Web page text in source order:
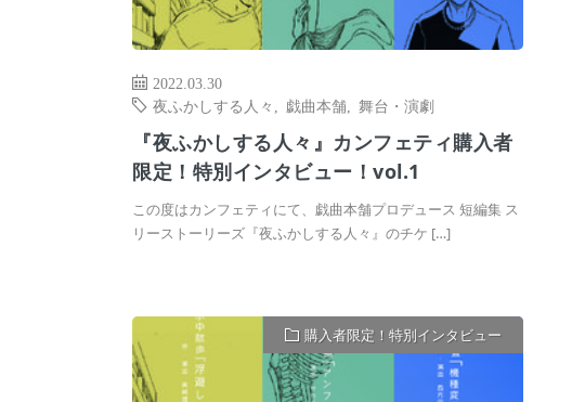
2022.03.30
夜ふかしする人々
戯曲本舗 舞台・演劇
『夜ふかしする人々』カンフェティ購入者
限定！特別インタビュー！vol.1
この度はカンフェティにて、戯曲本舗プロデュース 短編集 ス
リーストーリーズ『夜ふかしする人々』のチケ […]
購入者限定！特別インタビュー